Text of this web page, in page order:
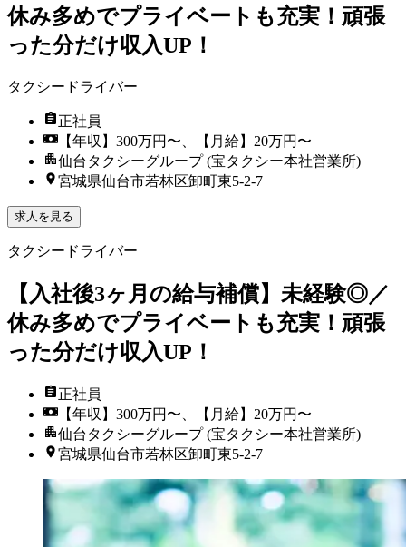
休み多めでプライベートも充実！頑張
った分だけ収入UP！
タクシードライバー
正社員
【年収】300万円〜、【月給】20万円〜
仙台タクシーグループ (宝タクシー本社営業所)
宮城県仙台市若林区卸町東5-2-7
求人を見る
タクシードライバー
【入社後3ヶ月の給与補償】未経験◎／
休み多めでプライベートも充実！頑張
った分だけ収入UP！
正社員
【年収】300万円〜、【月給】20万円〜
仙台タクシーグループ (宝タクシー本社営業所)
宮城県仙台市若林区卸町東5-2-7